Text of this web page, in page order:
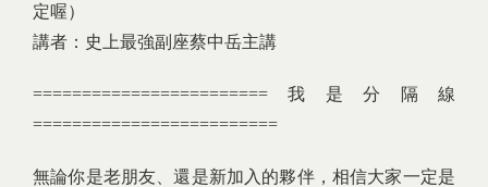
定喔）
講者：史上最強副座蔡中岳主講
========================我是分隔線
=========================
無論你是老朋友、還是新加入的夥伴，相信大家一定是